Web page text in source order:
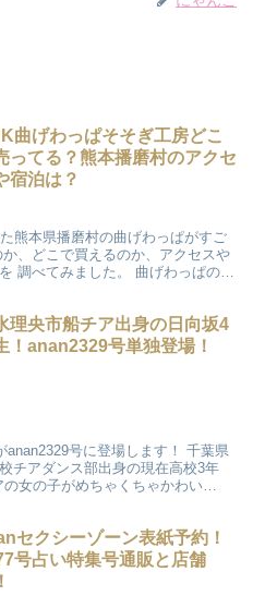
曲げわっぱそそぎ工房どこ
ってる？熊本播磨村のアクセ
宿泊は？
熊本県播磨村の曲げわっぱがすご
、どこで買えるのか、アクセスや
調べてみました。 曲げわっぱのお
理央市船チア出身の日向坂4
！anan2329号単独登場！
anan2329号に登場します！ 千葉県
チアダンス部出身の現在高校3年
女の子がめちゃくちゃかわい
セクシーゾーン表紙予約！
号占い特集号通販と店舗